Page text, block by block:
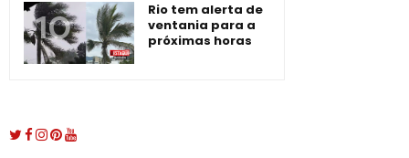
Rio tem alerta de
ventania para a
próximas horas